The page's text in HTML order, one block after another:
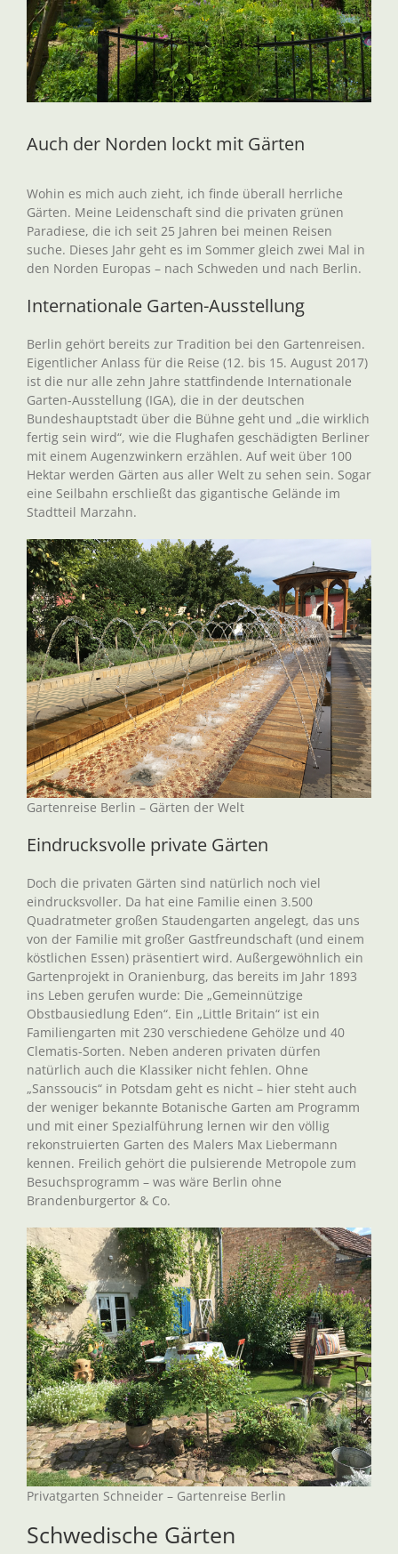
Auch der Norden lockt mit Gärten
Wohin es mich auch zieht, ich finde überall herrliche
Gärten. Meine Leidenschaft sind die privaten grünen
Paradiese, die ich seit 25 Jahren bei meinen Reisen
suche. Dieses Jahr geht es im Sommer gleich zwei Mal in
den Norden Europas – nach Schweden und nach Berlin.
Internationale Garten-Ausstellung
Berlin gehört bereits zur Tradition bei den Gartenreisen.
Eigentlicher Anlass für die Reise (12. bis 15. August 2017)
ist die nur alle zehn Jahre stattfindende Internationale
Garten-Ausstellung (IGA), die in der deutschen
Bundeshauptstadt über die Bühne geht und „die wirklich
fertig sein wird“, wie die Flughafen geschädigten Berliner
mit einem Augenzwinkern erzählen. Auf weit über 100
Hektar werden Gärten aus aller Welt zu sehen sein. Sogar
eine Seilbahn erschließt das gigantische Gelände im
Stadtteil Marzahn.
Gartenreise Berlin – Gärten der Welt
Eindrucksvolle private Gärten
Doch die privaten Gärten sind natürlich noch viel
eindrucksvoller. Da hat eine Familie einen 3.500
Quadratmeter großen Staudengarten angelegt, das uns
von der Familie mit großer Gastfreundschaft (und einem
köstlichen Essen) präsentiert wird. Außergewöhnlich ein
Gartenprojekt in Oranienburg, das bereits im Jahr 1893
ins Leben gerufen wurde: Die „Gemeinnützige
Obstbausiedlung Eden“. Ein „Little Britain“ ist ein
Familiengarten mit 230 verschiedene Gehölze und 40
Clematis-Sorten. Neben anderen privaten dürfen
natürlich auch die Klassiker nicht fehlen. Ohne
„Sanssoucis“ in Potsdam geht es nicht – hier steht auch
der weniger bekannte Botanische Garten am Programm
und mit einer Spezialführung lernen wir den völlig
rekonstruierten Garten des Malers Max Liebermann
kennen. Freilich gehört die pulsierende Metropole zum
Besuchsprogramm – was wäre Berlin ohne
Brandenburgertor & Co.
Privatgarten Schneider – Gartenreise Berlin
Schwedische Gärten